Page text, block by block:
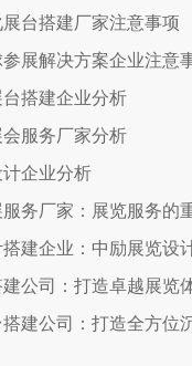
台搭建厂家注意事项
展解决方案企业注意
搭建企业分析
服务厂家分析
企业分析